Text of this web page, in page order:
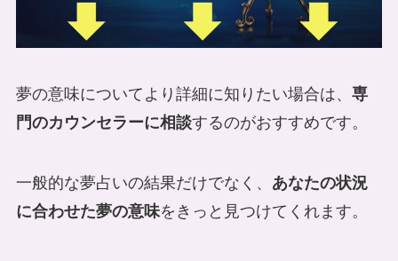
夢の意味についてより詳細に知りたい場合は、 専
門のカウンセラーに相談するのがおすすめです。
一般的な夢占いの結果だけでなく、 あなたの状況
に合わせた夢の意味をきっと見つけてくれます。